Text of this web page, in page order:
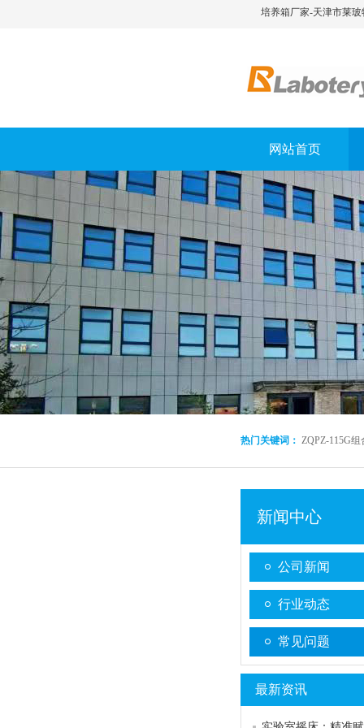
培养箱厂家-天津市莱玻
网站首页
热门关键词： ZQPZ-115G
新闻中心
公司新闻
行业动态
常见问题
最新资讯